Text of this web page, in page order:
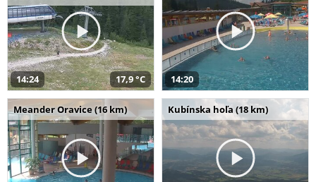
14:24 17,9 °C 14:20
Meander Oravice (16 km) Kubínska hoľa (18 km)